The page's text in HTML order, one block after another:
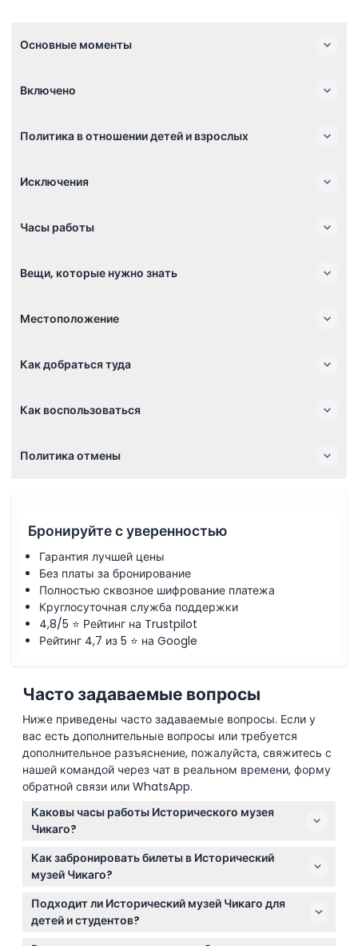
Основные моменты
Включено
Политика в отношении детей и взрослых
Исключения
Часы работы
Вещи, которые нужно знать
Местоположение
Как добраться туда
Как воспользоваться
Политика отмены
Бронируйте с уверенностью
Гарантия лучшей цены
Без платы за бронирование
Полностью сквозное шифрование платежа
Круглосуточная служба поддержки
4,8/5 ⭐ Рейтинг на Trustpilot
Рейтинг 4,7 из 5 ⭐ на Google
Часто задаваемые вопросы
Ниже приведены часто задаваемые вопросы. Если у
вас есть дополнительные вопросы или требуется
дополнительное разъяснение, пожалуйста, свяжитесь с
нашей командой через чат в реальном времени, форму
обратной связи или WhatsApp.
Каковы часы работы Исторического музея
Чикаго?
Музей открыт с вторника по субботу с 9:30 до 16:30
и в воскресенье с 12:00 до 17:00. По понедельникам
музей закрыт, за исключением отдельных
праздников (возможны изменения — пожалуйста,
уточняйте при бронировании).
Как забронировать билеты в Исторический
музей Чикаго?
Вы можете легко забронировать билеты онлайн
прямо на этом сайте. Просто выберите
предпочитаемую дату и время во время процесса
Подходит ли Исторический музей Чикаго для
детей и студентов?
Да, дети в возрасте от 0 до 12 лет проходят